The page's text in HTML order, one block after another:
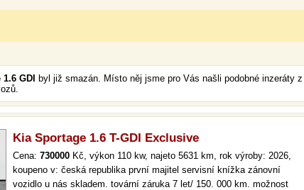
GDI
byl již smazán. Místo něj jsme pro Vás našli podobné inzeráty z
Kia Sportage 1.6 T-GDI Exclusive
Cena: 730000 Kč, výkon 110 kw, najeto 5631 km, rok výroby: 2026,
koupeno v: česká republika první majitel servisní knížka zánovní
vozidlo u nás skladem. tovární záruka 7 let/ 150. 000 km. možnost